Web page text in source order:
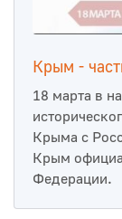
Крым -
18 марта в
Крыма с
Крым
Федерации.